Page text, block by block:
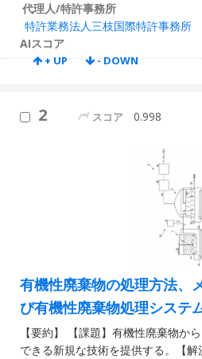
代理人/特許事務所
特許業務法人三枝国際特許事務所
AIスコア
+ UP - DOWN
2 スコア 0.998
有機性廃棄物の処理方法、
び有機性廃棄物処理システ
【要約】 【課題】有機性廃棄物か
できる新規な技術を提供する。【